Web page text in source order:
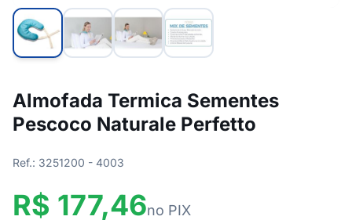
Almofada Termica Sementes
Pescoco Naturale Perfetto
Ref.: 3251200 - 4003
R$ 177,46no PIX